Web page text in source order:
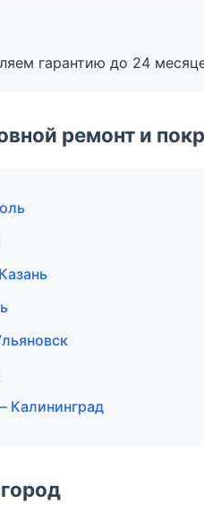
гарантию до 24
ремонт и
Калининград